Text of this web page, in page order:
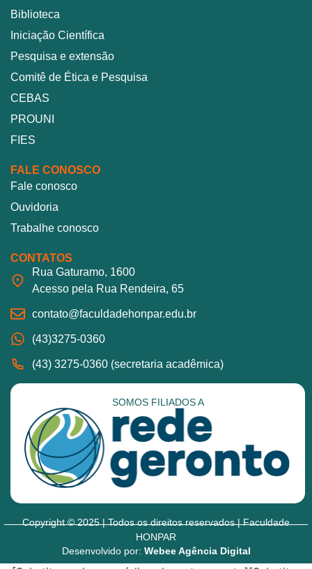
Biblioteca
Iniciação Científica
Pesquisa e extensão
Comitê de Ética e Pesquisa
CEBAS
PROUNI
FIES
FALE CONOSCO
Fale conosco
Ouvidoria
Trabalhe conosco
CONTATOS
Rua Gaturamo, 1600
Acesso pela Rua Rendeira, 65
contato@faculdadehonpar.edu.br
(43)3275-0360
(43) 3275-0360 (secretaria acadêmica)
SOMOS FILIADOS A
Copyright © 2025 | Todos os direitos reservados | Faculdade
HONPAR
Desenvolvido por: Webee Agência Digital